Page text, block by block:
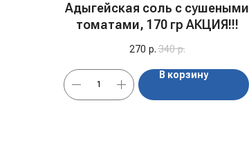
Адыгейская соль с сушеными
томатами, 170 гр АКЦИЯ!!!
270 р. 340 р.
В корзину